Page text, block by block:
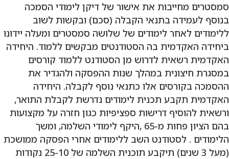
סמסטרים מחייבות את אישור של דיקן לימודי הסמכה
בנוסף לעמידה בתנאי הקבלה (סכם) ובקשות לשוב
ללימודים לאחר לימודים של שלושה סמסטרים ומעלה יידונו
ביחידה האקדמית בה הסטודנטים מבקשים ללמוד. היחידה
האקדמית רשאית לדרוש מן הסטודנט ללמוד קורסים
במסגרת חיצונית במהלך שנות ההפסקה ולהגדיר את
ההסמכה בקורסים אלו כתנאי נוסף לקבלה. היחידה
האקדמית תקבע תכנית לימודים נדרשת לקבלת התואר,
ורשאית להוסיף דרישות ספציפיות כגון חזרה על מקצועות
בהם הציון פחות מ-65 ,היקף לימודי השלמה, ומשך
הלימודים . לסטודנט השב ללימודים אחרי הפסקה ממושכת
(מעל 3 שנים) תיקבע תוכנית השלמה של 25-10 נקודות